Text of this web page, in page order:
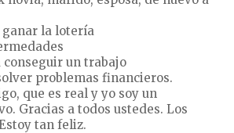
la lotería
conseguir un trabajo
problemas financieros.
que es real y yo soy un
Gracias a todos ustedes. Los
tan feliz.